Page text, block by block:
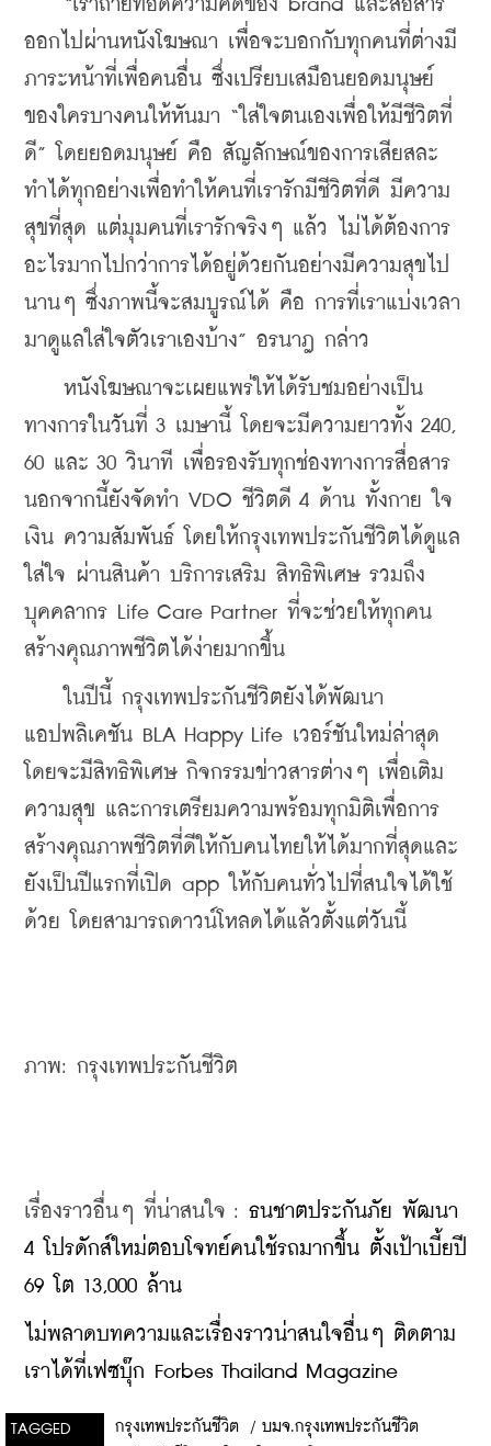
“เราถ่ายทอดความคิดของ brand และสื่อสาร
ออกไปผ่านหนังโฆษณา เพื่อจะบอกกับทุกคนที่ต่างมี
ภาระหน้าที่เพื่อคนอื่น ซึ่งเปรียบเสมือนยอดมนุษย์
ของใครบางคนให้หันมา “ใส่ใจตนเองเพื่อให้มีชีวิตที่
ดี” โดยยอดมนุษย์ คือ สัญลักษณ์ของการเสียสละ
ทำได้ทุกอย่างเพื่อทำให้คนที่เรารักมีชีวิตที่ดี มีความ
สุขที่สุด แต่มุมคนที่เรารักจริงๆ แล้ว ไม่ได้ต้องการ
อะไรมากไปกว่าการได้อยู่ด้วยกันอย่างมีความสุขไป
นานๆ ซึ่งภาพนี้จะสมบูรณ์ได้ คือ การที่เราแบ่งเวลา
มาดูแลใส่ใจตัวเราเองบ้าง” อรนาฎ กล่าว
หนังโฆษณาจะเผยแพร่ให้ได้รับชมอย่างเป็น
ทางการในวันที่ 3 เมษานี้ โดยจะมีความยาวทั้ง 240,
60 และ 30 วินาที เพื่อรองรับทุกช่องทางการสื่อสาร
นอกจากนี้ยังจัดทำ VDO ชีวิตดี 4 ด้าน ทั้งกาย ใจ
เงิน ความสัมพันธ์ โดยให้กรุงเทพประกันชีวิตได้ดูแล
ใส่ใจ ผ่านสินค้า บริการเสริม สิทธิพิเศษ รวมถึง
บุคคลากร Life Care Partner ที่จะช่วยให้ทุกคน
สร้างคุณภาพชีวิตได้ง่ายมากขึ้น
ในปีนี้ กรุงเทพประกันชีวิตยังได้พัฒนา
แอปพลิเคชัน BLA Happy Life เวอร์ชันใหม่ล่าสุด
โดยจะมีสิทธิพิเศษ กิจกรรมข่าวสารต่างๆ เพื่อเติม
ความสุข และการเตรียมความพร้อมทุกมิติเพื่อการ
สร้างคุณภาพชีวิตที่ดีให้กับคนไทยให้ได้มากที่สุดและ
ยังเป็นปีแรกที่เปิด app ให้กับคนทั่วไปที่สนใจได้ใช้
ด้วย โดยสามารถดาวน์โหลดได้แล้วตั้งแต่วันนี้
ภาพ: กรุงเทพประกันชีวิต
เรื่องราวอื่นๆ ที่น่าสนใจ : ธนชาตประกันภัย พัฒนา
4 โปรดักส์ใหม่ตอบโจทย์คนใช้รถมากขึ้น ตั้งเป้าเบี้ยปี
69 โต 13,000 ล้าน
ไม่พลาดบทความและเรื่องราวน่าสนใจอื่นๆ ติดตาม
เราได้ที่เฟซบุ๊ก Forbes Thailand Magazine
TAGGED
กรุงเทพประกันชีวิต / บมจ.กรุงเทพประกันชีวิต